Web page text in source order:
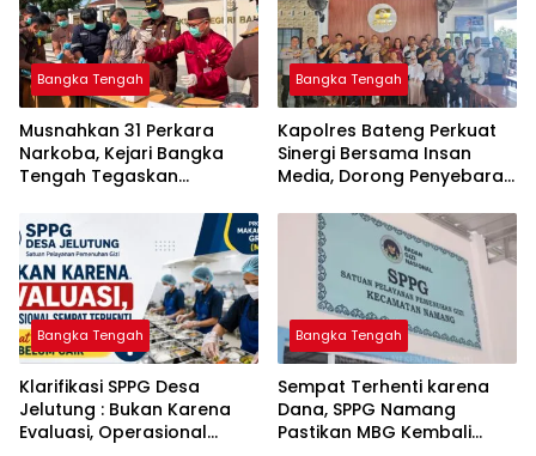
Bangka Tengah
Musnahkan 31 Perkara
Narkoba, Kejari Bangka
Tengah Tegaskan
Kejahatan Hingga Tuntas
Bangka Tengah
‎Kapolres Bateng Perkuat
Sinergi Bersama Insan
Media, Dorong Penyebaran
Layanan Polri 110
Bangka Tengah
‎Klarifikasi SPPG Desa
Jelutung : Bukan Karena
Evaluasi, Operasional
Bangka Tengah
‎Sempat Terhenti karena
Dana, SPPG Namang
Pastikan MBG Kembali